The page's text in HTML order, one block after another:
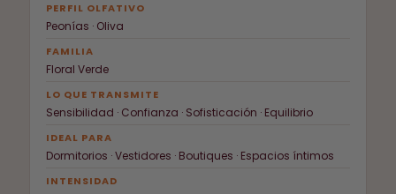
PERFIL OLFATIVO
Peonías · Oliva
FAMILIA
Floral Verde
LO QUE TRANSMITE
Sensibilidad · Confianza · Sofisticación · Equilibrio
IDEAL PARA
Dormitorios · Vestidores · Boutiques · Espacios íntimos
INTENSIDAD